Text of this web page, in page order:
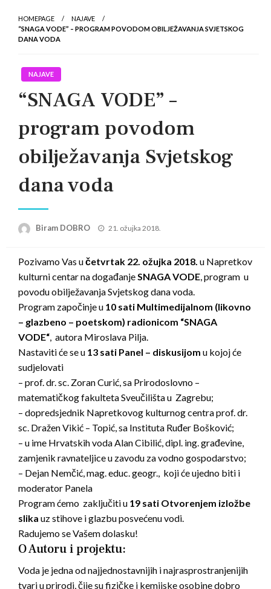
HOMEPAGE
NAJAVE
“SNAGA VODE” – PROGRAM POVODOM OBILJEŽAVANJA SVJETSKOG
DANA VODA
NAJAVE
“SNAGA VODE” –
program povodom
obilježavanja Svjetskog
dana voda
Biram DOBRO
Posted
21. ožujka 2018.
Pozivamo Vas učetvrtak 22. ožujka 2018. u Napretkov
kulturni centar na događanjeSNAGA VODE, program u
povodu obilježavanja Svjetskog dana voda.
Program započinje u 10 sati Multimedijalnom (likovno
– glazbeno – poetskom) radionicom “SNAGA
VODE“, autora Miroslava Pilja.
Nastaviti će se u 13 sati Panel – diskusijom u kojoj će
sudjelovati
– prof. dr. sc. Zoran Curić, sa Prirodoslovno –
matematičkog fakulteta Sveučilišta u Zagrebu;
– dopredsjednik Napretkovog kulturnog centra prof. dr.
sc. Dražen Vikić – Topić, sa Instituta Ruđer Bošković;
– u ime Hrvatskih voda Alan Cibilić, dipl. ing. građevine,
zamjenik ravnateljice u zavodu za vodno gospodarstvo;
– Dejan Nemčić, mag. educ. geogr., koji će ujedno biti i
moderator Panela
Program ćemo zaključiti u 19 sati Otvorenjem izložbe
slika uz stihove i glazbu posvećenu vodi.
Radujemo se Vašem dolasku!
O Autoru i projektu:
Voda je jedna od najjednostavnijih i najrasprostranjenijih
tvari u prirodi, čije su fizičke i kemijske osobine dobro